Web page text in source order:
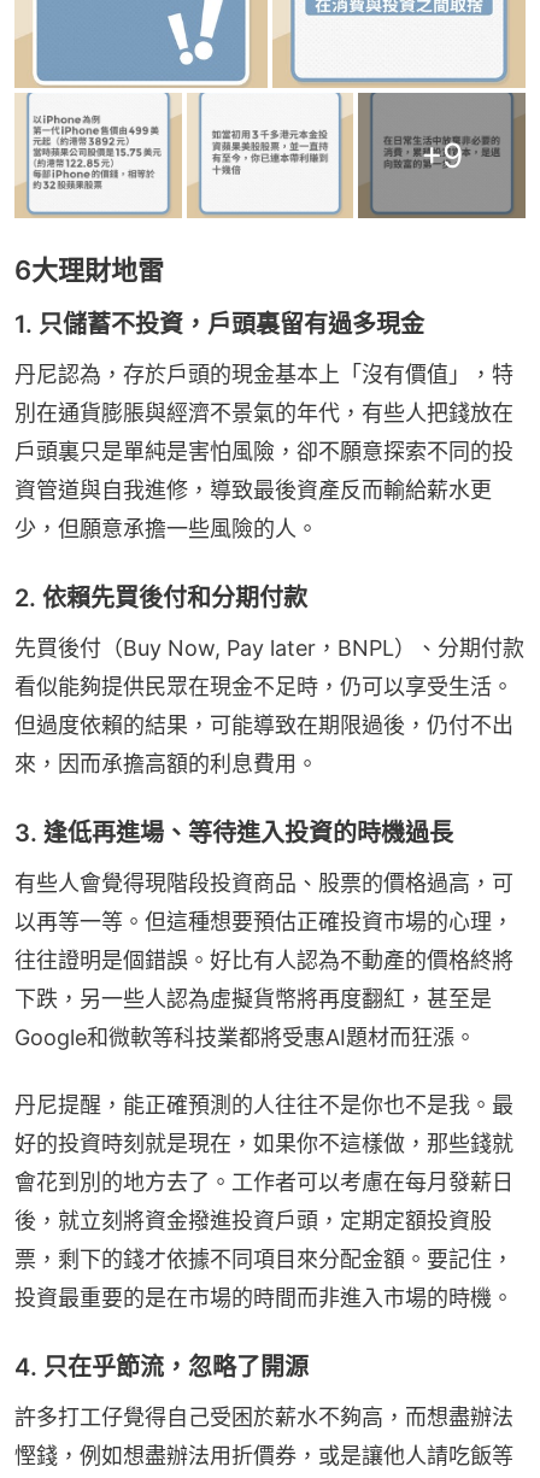
+9
6大理財地雷
1. 只儲蓄不投資，戶頭裏留有過多現金
丹尼認為，存於戶頭的現金基本上「沒有價值」，特
別在通貨膨脹與經濟不景氣的年代，有些人把錢放在
戶頭裏只是單純是害怕風險，卻不願意探索不同的投
資管道與自我進修，導致最後資產反而輸給薪水更
少，但願意承擔一些風險的人。
2. 依賴先買後付和分期付款
先買後付（Buy Now, Pay later，BNPL）、分期付款
看似能夠提供民眾在現金不足時，仍可以享受生活。
但過度依賴的結果，可能導致在期限過後，仍付不出
來，因而承擔高額的利息費用。
3. 逢低再進場、等待進入投資的時機過長
有些人會覺得現階段投資商品、股票的價格過高，可
以再等一等。但這種想要預估正確投資市場的心理，
往往證明是個錯誤。好比有人認為不動產的價格終將
下跌，另一些人認為虛擬貨幣將再度翻紅，甚至是
Google和微軟等科技業都將受惠AI題材而狂漲。
丹尼提醒，能正確預測的人往往不是你也不是我。最
好的投資時刻就是現在，如果你不這樣做，那些錢就
會花到別的地方去了。工作者可以考慮在每月發薪日
後，就立刻將資金撥進投資戶頭，定期定額投資股
票，剩下的錢才依據不同項目來分配金額。要記住，
投資最重要的是在市場的時間而非進入市場的時機。
4. 只在乎節流，忽略了開源
許多打工仔覺得自己受困於薪水不夠高，而想盡辦法
慳錢，例如想盡辦法用折價券，或是讓他人請吃飯等